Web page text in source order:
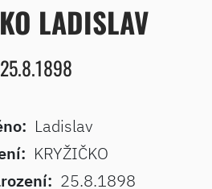
LADISLAV
Ladislav
KRYŽIČKO
25.8.1898